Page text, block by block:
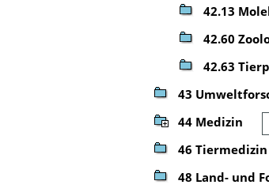
42.13
42.60
42.63
43
44 Medizin
46 Tiermedizin
48 Land- und